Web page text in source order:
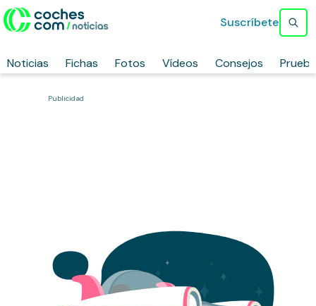
Noticias Fichas Fotos Vídeos Consejos
Suscríbete
Publicidad